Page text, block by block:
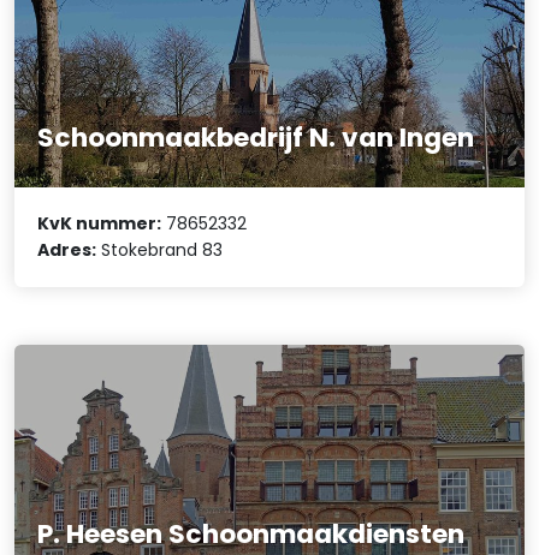
Schoonmaakbedrijf N. van Ingen
KvK nummer: 78652332
Adres: Stokebrand 83
P. Heesen Schoonmaakdiensten